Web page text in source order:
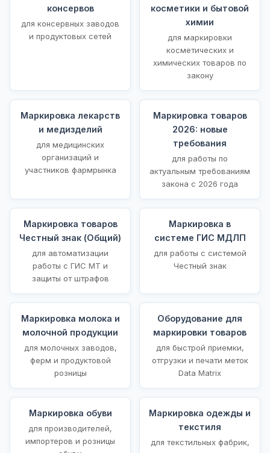
консервов
для консервных заводов
и продуктовых сетей
косметики и бытовой
химии
для маркировки
косметических и
химических товаров по
закону
Маркировка лекарств
и медизделий
для медицинских
организаций и
участников фармрынка
Маркировка товаров
2026: новые
требования
для работы по
актуальным требованиям
закона с 2026 года
Маркировка товаров
Честный знак (Общий)
для автоматизации
работы с ГИС МТ и
защиты от штрафов
Маркировка в
системе ГИС МДЛП
для работы с системой
Честный знак
Маркировка молока и
молочной продукции
для молочных заводов,
ферм и продуктовой
розницы
Оборудование для
маркировки товаров
для быстрой приемки,
отгрузки и печати меток
Data Matrix
Маркировка обуви
для производителей,
импортеров и розницы
Маркировка одежды и
текстиля
для текстильных фабрик,